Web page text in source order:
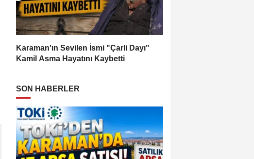
Karaman'ın Sevilen İsmi "Çarli Dayı"
Kamil Asma Hayatını Kaybetti
SON HABERLER